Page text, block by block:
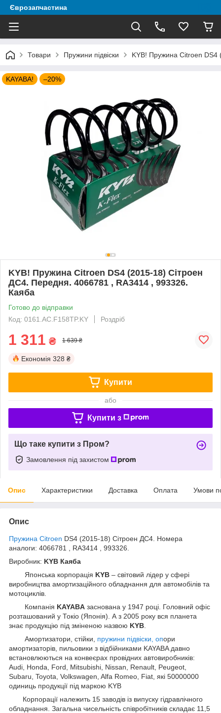
Єврозапчастина
Товари Пружини підвіски KYB! Пружина Citroen
KAYABA! –20%
KYB! Пружина Citroen DS4 (2015-18) Сітроен
ДС4. Передня. 4066781 , RA3414 , 993326.
Каяба
Готово до відправки
Код: 0161.AC.F158TP.KY
Роздріб
1 311 ₴ 1 639 ₴
Економія 328 ₴
Купити
або
Купити з
Що таке купити з Пром?
Замовлення під захистом
Опис Характеристики Доставка Оплата Умови
Опис
Пружина Citroen DS4 (2015-18) Сітроен ДС4. Номера
аналоги: 4066781 , RA3414 , 993326.
Виробник: KYB Каяба
Японська корпорація KYB – світовий лідер у сфері
виробництва амортизаційного обладнання для автомобілів та
мотоциклів.
Компанія KAYABA заснована у 1947 році. Головний офіс
розташований у Токіо (Японія). А з 2005 року вся планета
знає продукцію під зміненою назвою KYB
Амортизатори, стійки, пружини підвіски, опори
амортизаторів, пильовики з відбійниками KAYABA давно
встановлюються на конвеєрах провідних автовиробників:
Audi, Honda, Ford, Mitsubishi, Nissan, Renault, Peugeot,
Subaru, Toyota, Volkswagen, Alfa Romeo, Fiat, які 50000000
одиниць продукції під маркою KYB
Корпорації належить 15 заводів із випуску гідравлічного
обладнання. Загальна чисельність співробітників складає 11,5